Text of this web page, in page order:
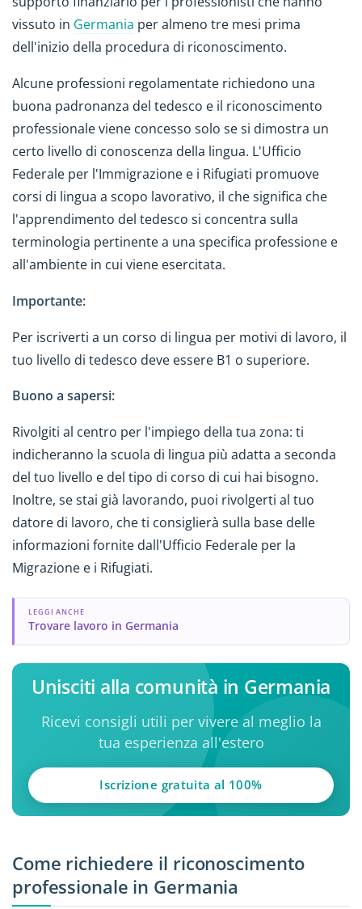
vissuto in Germania per almeno tre mesi prima
dell'inizio della procedura di riconoscimento.
Alcune professioni regolamentate richiedono una
buona padronanza del tedesco e il riconoscimento
professionale viene concesso solo se si dimostra un
certo livello di conoscenza della lingua. L'Ufficio
Federale per l'Immigrazione e i Rifugiati promuove
corsi di lingua a scopo lavorativo, il che significa che
l'apprendimento del tedesco si concentra sulla
terminologia pertinente a una specifica professione e
all'ambiente in cui viene esercitata.
Importante:
Per iscriverti a un corso di lingua per motivi di lavoro, il
tuo livello di tedesco deve essere B1 o superiore.
Buono a sapersi:
Rivolgiti al centro per l'impiego della tua zona: ti
indicheranno la scuola di lingua più adatta a seconda
del tuo livello e del tipo di corso di cui hai bisogno.
Inoltre, se stai già lavorando, puoi rivolgerti al tuo
datore di lavoro, che ti consiglierà sulla base delle
informazioni fornite dall'Ufficio Federale per la
Migrazione e i Rifugiati.
LEGGI ANCHE
Trovare lavoro in Germania
Unisciti alla comunità in Germania
Ricevi consigli utili per vivere al meglio la
tua esperienza all'estero
Iscrizione gratuita al 100%
Come richiedere il riconoscimento
professionale in Germania